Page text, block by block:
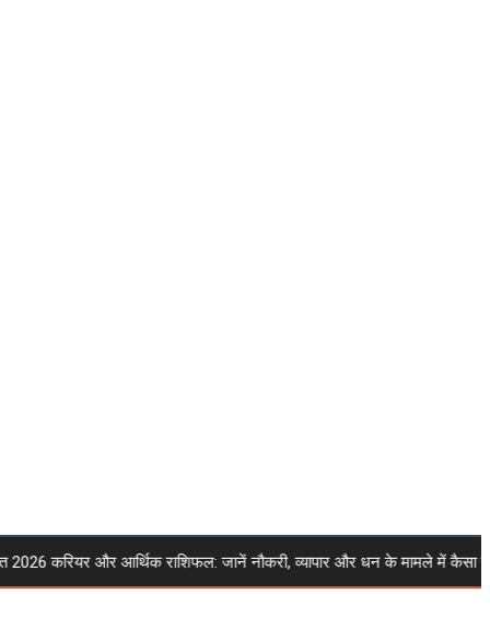
करियर और आर्थिक राशिफल: जानें नौकरी, व्यापार और धन के मामले में कैसा रहेगा